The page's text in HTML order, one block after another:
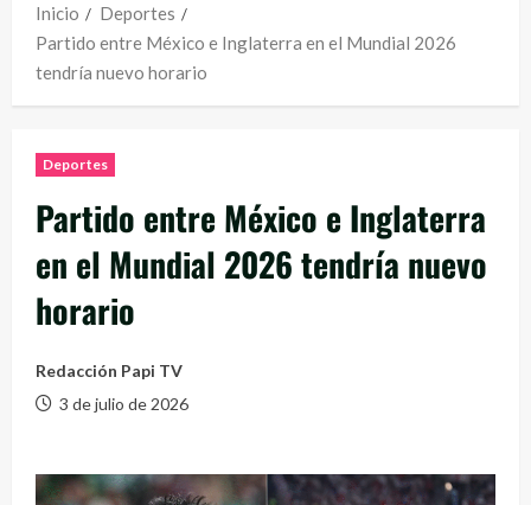
Inicio
Deportes
Partido entre México e Inglaterra en el Mundial 2026
tendría nuevo horario
Deportes
Partido entre México e Inglaterra
en el Mundial 2026 tendría nuevo
horario
Redacción Papi TV
3 de julio de 2026